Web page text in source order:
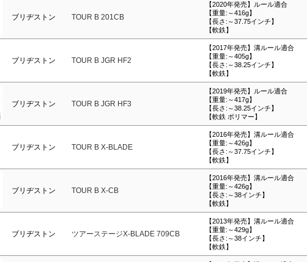
ブリヂストン TOUR B 201CB
【2020年発売】ルール適合
【重量:～416g】
【長さ:～37.75インチ】
【軟鉄】
ブリヂストン TOUR B JGR HF2
【2017年発売】溝ルール適合
【重量:～405g】
【長さ:～38.25インチ】
【軟鉄】
ブリヂストン TOUR B JGR HF3
【2019年発売】ルール適合
【重量:～417g】
【長さ:～38.25インチ】
【軟鉄 ポリマー】
ブリヂストン TOUR B X-BLADE
【2016年発売】溝ルール適合
【重量:～426g】
【長さ:～37.75インチ】
【軟鉄】
ブリヂストン TOUR B X-CB
【2016年発売】溝ルール適合
【重量:～426g】
【長さ:～38インチ】
【軟鉄】
ブリヂストン ツアーステージX-BLADE 709CB
【2013年発売】溝ルール適合
【重量:～429g】
【長さ:～38インチ】
【軟鉄】